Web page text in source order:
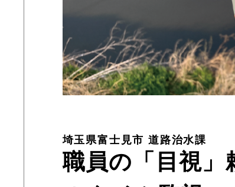
埼玉県富士見市 道路治水課
職員の「目視」